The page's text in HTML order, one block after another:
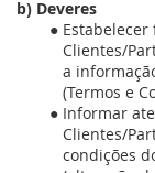
b) Deveres
Estabelecer
Clientes/
a
(Termos e
Informar
Clientes/
condições